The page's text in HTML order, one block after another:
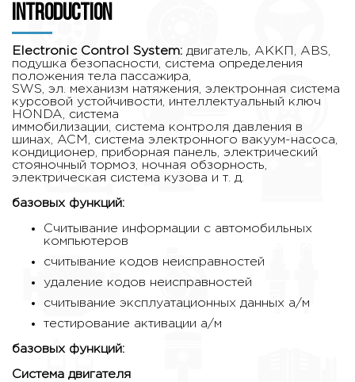
Introduction
Electronic Control System: двигатель, АККП, ABS,
подушка безопасности, система определения
положения тела пассажира,
SWS, эл. механизм натяжения, электронная система
курсовой устойчивости, интеллектуальный ключ
HONDA, система
иммобилизации, система контроля давления в
шинах, ACM, система электронного вакуум-насоса,
кондиционер, приборная панель, электрический
стояночный тормоз, ночная обзорность,
электрическая система кузова и т. д.
базовых функций:
Считывание информации с автомобильных
компьютеров
считывание кодов неисправностей
удаление кодов неисправностей
считывание эксплуатационных данных а/м
тестирование активации а/м
базовых функций:
Система двигателя